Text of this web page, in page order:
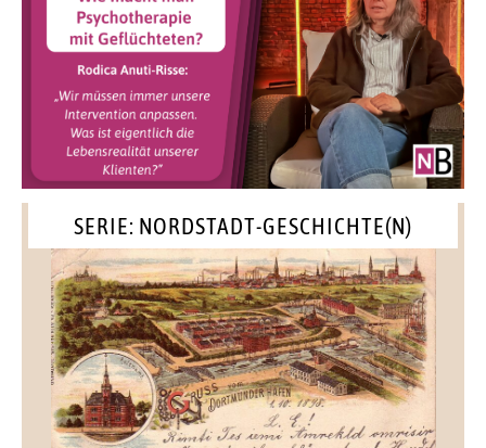
SERIE: NORDSTADT-GESCHICHTE(N)